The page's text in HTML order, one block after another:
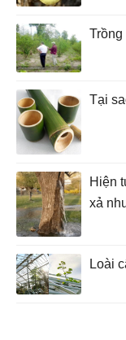
Trồng
Tại
Hiện
xả
Loài